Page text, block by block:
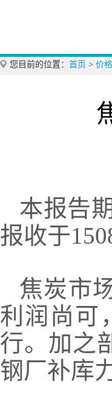
您目前的位置： 首页 > 价
本报告
报收于
焦炭市
利润尚可
行。加之
钢厂补库